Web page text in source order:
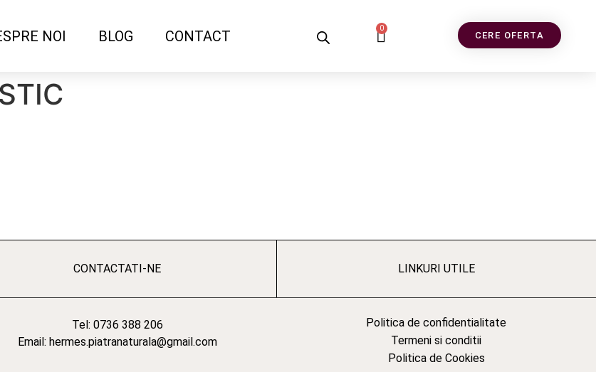
NOI BLOG CONTACT 0
CERE OFERTA
CONTACTATI-NE
Tel: 0736 388 206
Email: hermes.piatranaturala@gmail.com
LINKURI UTILE
Politica de confidentialitate
Termeni si conditii
Politica de Cookies